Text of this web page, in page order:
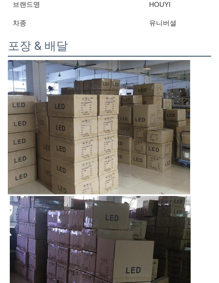
브랜드명 HOUYI
차종 유니버셜
포장 & 배달